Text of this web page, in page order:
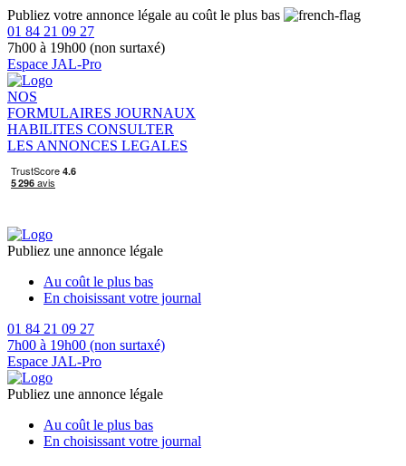
Publiez votre annonce légale au coût le plus bas
01 84 21 09 27
7h00 à 19h00 (non surtaxé)
Espace JAL-Pro
NOS
FORMULAIRES JOURNAUX
HABILITES CONSULTER
LES ANNONCES LEGALES
Publiez une annonce légale
Au coût le plus bas
En choisissant votre journal
01 84 21 09 27
7h00 à 19h00 (non surtaxé)
Espace JAL-Pro
Publiez une annonce légale
Au coût le plus bas
En choisissant votre journal